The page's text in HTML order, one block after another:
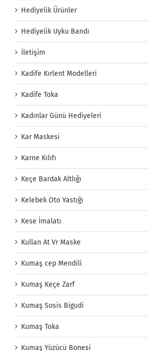
Hediyelik Ürünler
Hediyelik Uyku Bandı
İletişim
Kadife Kırlent Modelleri
Kadife Toka
Kadınlar Günü Hediyeleri
Kar Maskesi
Karne Kılıfı
Keçe Bardak Altlığı
Kelebek Oto Yastığı
Kese İmalatı
Kullan At Vr Maske
Kumaş cep Mendili
Kumaş Keçe Zarf
Kumaş Sosis Bigudi
Kumaş Toka
Kumaş Yüzücü Bonesi